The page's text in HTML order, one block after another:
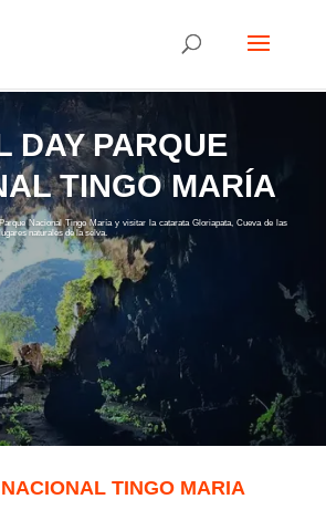
DAY PARQUE
TINGO MARÍA
Nacional Tingo María y visitar la catarata Gloriapata, Cueva de las
naturales de la selva.
TINGO MARIA